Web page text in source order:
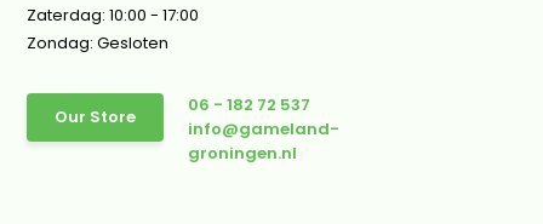
Zaterdag: 10:00 - 17:00
Zondag: Gesloten
Our Store
06 - 182 72 537
info@gameland-
groningen.nl